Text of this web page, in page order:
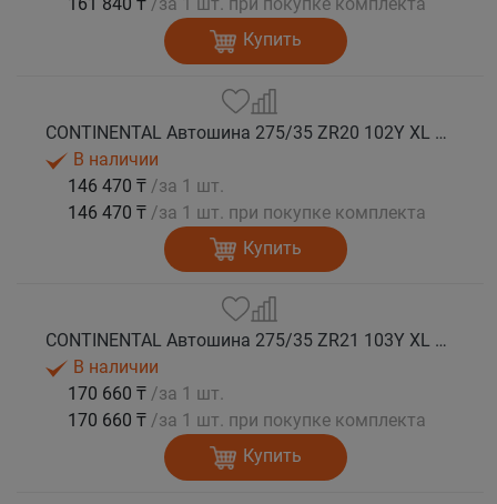
Купить
CONTINENTAL Автошина 275/35 ZR20 102Y XL FR SportContact 7 лето
В наличии
146 470 ₸ /за 1 шт.
146 470 ₸ /за 1 шт. при покупке комплекта
Купить
CONTINENTAL Автошина 275/35 ZR21 103Y XL FR SportContact 7 ND0 лето
В наличии
170 660 ₸ /за 1 шт.
170 660 ₸ /за 1 шт. при покупке комплекта
Купить